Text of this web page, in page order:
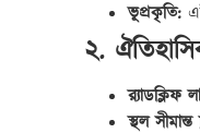
ভূপ্রকৃতি:
২.
র‍্যাডক্লিফ
স্থল